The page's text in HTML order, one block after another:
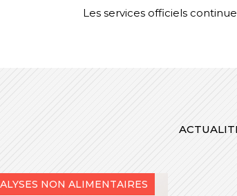
Les services officiels
NON ALIMENTAIRES